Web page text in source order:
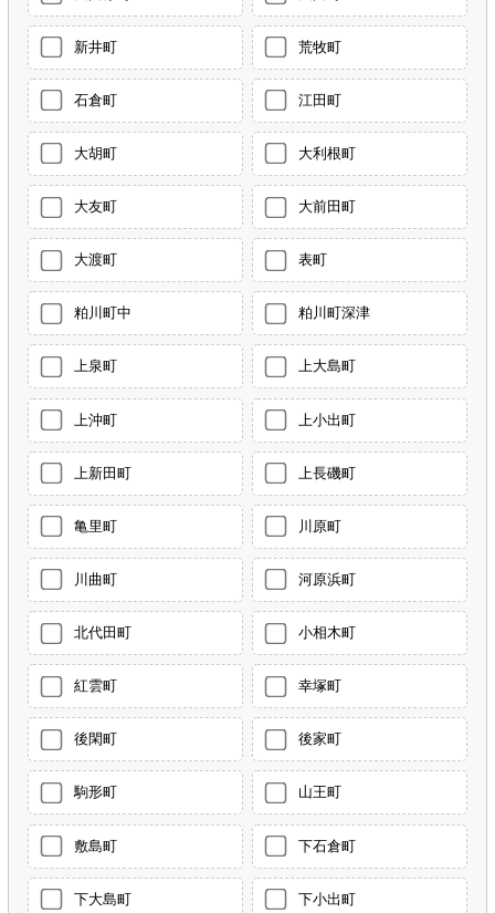
新井町 荒牧町
石倉町 江田町
大胡町 大利根町
大友町 大前田町
大渡町 表町
粕川町中 粕川町深津
上泉町 上大島町
上沖町 上小出町
上新田町 上長磯町
亀里町 川原町
川曲町 河原浜町
北代田町 小相木町
紅雲町 幸塚町
後閑町 後家町
駒形町 山王町
敷島町 下石倉町
下大島町 下小出町